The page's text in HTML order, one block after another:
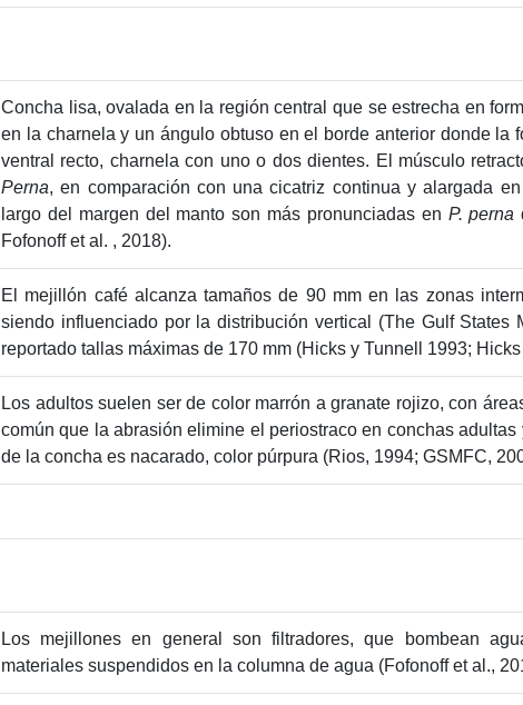
Concha lisa, ovalada en la región central que se estrecha en
en la charnela y un ángulo obtuso en el borde anterior donde la
ventral recto, charnela con uno o dos dientes. El músculo
Perna, en comparación con una cicatriz continua y alargada en
largo del margen del manto son más pronunciadas en P. perna
Fofonoff et al. , 2018).
El mejillón café alcanza tamaños de 90 mm en las zonas
siendo influenciado por la distribución vertical (The Gulf States
reportado tallas máximas de 170 mm (Hicks y Tunnell 1993;
Los adultos suelen ser de color marrón a granate rojizo, con
común que la abrasión elimine el periostraco en conchas
de la concha es nacarado, color púrpura (Rios, 1994; GSMFC,
Los mejillones en general son filtradores, que bombean
materiales suspendidos en la columna de agua (Fofonoff et al.,